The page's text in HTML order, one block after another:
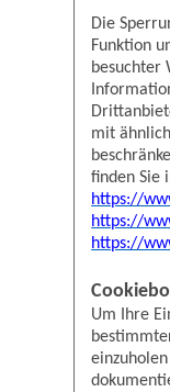
Die
Funktion
besuchter
mit
finden Sie
https://
https://
https://
Um Ihre